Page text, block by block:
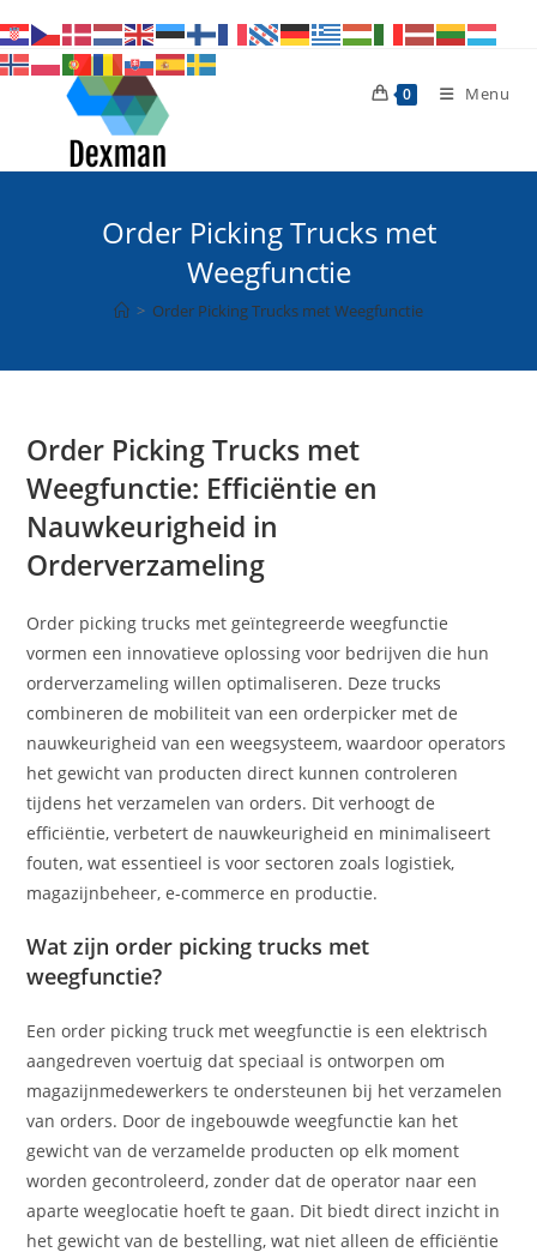
naar
inhoud
0 Menu
Order Picking Trucks met
Weegfunctie
> Order Picking Trucks met Weegfunctie
Order Picking Trucks met
Weegfunctie: Efficiëntie en
Nauwkeurigheid in
Orderverzameling
Order picking trucks met geïntegreerde weegfunctie
vormen een innovatieve oplossing voor bedrijven die hun
orderverzameling willen optimaliseren. Deze trucks
combineren de mobiliteit van een orderpicker met de
nauwkeurigheid van een weegsysteem, waardoor operators
het gewicht van producten direct kunnen controleren
tijdens het verzamelen van orders. Dit verhoogt de
efficiëntie, verbetert de nauwkeurigheid en minimaliseert
fouten, wat essentieel is voor sectoren zoals logistiek,
magazijnbeheer, e-commerce en productie.
Wat zijn order picking trucks met
weegfunctie?
Een order picking truck met weegfunctie is een elektrisch
aangedreven voertuig dat speciaal is ontworpen om
magazijnmedewerkers te ondersteunen bij het verzamelen
van orders. Door de ingebouwde weegfunctie kan het
gewicht van de verzamelde producten op elk moment
worden gecontroleerd, zonder dat de operator naar een
aparte weeglocatie hoeft te gaan. Dit biedt direct inzicht in
het gewicht van de bestelling, wat niet alleen de efficiëntie